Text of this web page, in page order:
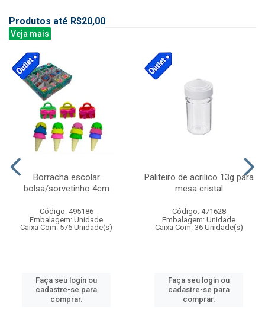
Produtos até R$20,00
Veja mais
Borracha escolar
bolsa/sorvetinho 4cm
Código: 495186
Embalagem: Unidade
Caixa Com: 576 Unidade(s)
Faça seu login ou
cadastre-se para
comprar.
Paliteiro de acrilico 13g para
mesa cristal
Código: 471628
Embalagem: Unidade
Caixa Com: 36 Unidade(s)
Faça seu login ou
cadastre-se para
comprar.